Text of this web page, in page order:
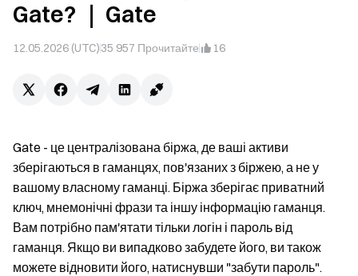
Gate? ｜ Gate
12.05.2026 (UTC)35 957 Прочитайте 16
Gate - це централізована біржа, де ваші активи
зберігаються в гаманцях, пов'язаних з біржею, а не у
вашому власному гаманці. Біржа зберігає приватний
ключ, мнемонічні фрази та іншу інформацію гаманця.
Вам потрібно пам'ятати тільки логін і пароль від
гаманця. Якщо ви випадково забудете його, ви також
можете відновити його, натиснувши "забути пароль".